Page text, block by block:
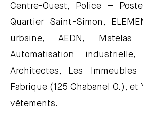
Centre-Ouest, Police –
Quartier Saint-Simon,
urbaine, AEDN, Matelas
Automatisation
Architectes, Les Immeubles
Fabrique (125 Chabanel O.),
vêtements.